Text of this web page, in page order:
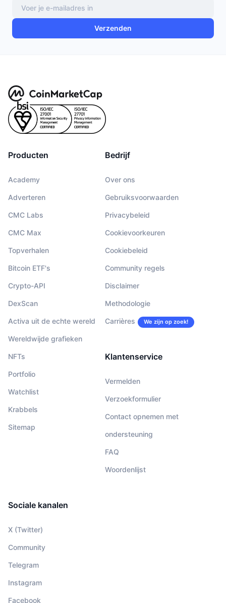
Verzenden
Producten
Academy
Adverteren
CMC Labs
CMC Max
Topverhalen
Bitcoin ETF's
Crypto-API
DexScan
Activa uit de echte wereld
Wereldwijde grafieken
NFTs
Portfolio
Watchlist
Krabbels
Sitemap
Bedrijf
Over ons
Gebruiksvoorwaarden
Privacybeleid
Cookievoorkeuren
Cookiebeleid
Community regels
Disclaimer
Methodologie
Carrières We zijn op zoek!
Klantenservice
Vermelden
Verzoekformulier
Contact opnemen met
ondersteuning
FAQ
Woordenlijst
Sociale kanalen
X (Twitter)
Community
Telegram
Instagram
Facebook